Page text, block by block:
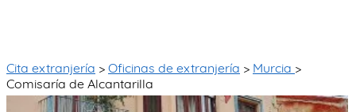
TASAS
Cita extranjería > Oficinas de extranjería > Murcia >
Comisaría de Alcantarilla